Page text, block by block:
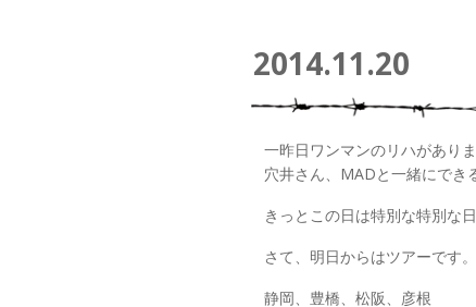
2014.11.20
一昨日ワンマンのリハがありま
穴井さん、MADと一緒にでき
きっとこの日は特別な特別な
さて、明日からはツアーです。
静岡、豊橋、松阪、彦根